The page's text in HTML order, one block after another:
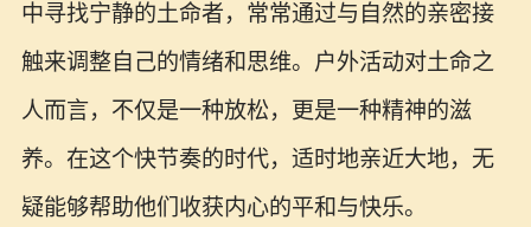
中寻找宁静的土命者，常常通过与自然的亲密接
触来调整自己的情绪和思维。户外活动对土命之
人而言，不仅是一种放松，更是一种精神的滋
养。在这个快节奏的时代，适时地亲近大地，无
疑能够帮助他们收获内心的平和与快乐。